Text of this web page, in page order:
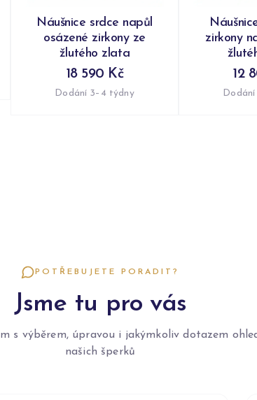
Náušnice srdce napůl
osázené zirkony ze
žlutého zlata
18 590 Kč
Dodání 3–4 týdny
zirkony
12
POTŘEBUJETE PORADIT?
Jsme tu pro vás
s výběrem, úpravou i jakýmkoliv dotazem
našich šperků